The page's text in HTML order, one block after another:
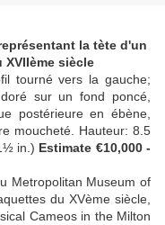
la tète d'un
XVIIème siècle
tourné vers la gauche;
sur un fond poncé,
postérieure en ébène,
moucheté. Hauteur: 8.5
in.) Estimate €10,000 -
Metropolitan Museum of
du XVème siècle,
Cameos in the Milton